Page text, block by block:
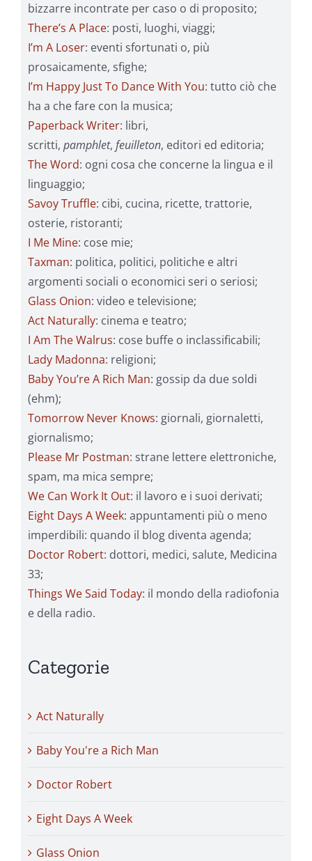
bizzarre incontrate per caso o di proposito;
There’s A Place: posti, luoghi, viaggi;
I’m A Loser: eventi sfortunati o, più
prosaicamente, sfighe;
I’m Happy Just To Dance With You: tutto ciò che
ha a che fare con la musica;
Paperback Writer: libri,
scritti, pamphlet, feuilleton, editori ed editoria;
The Word: ogni cosa che concerne la lingua e il
linguaggio;
Savoy Truffle: cibi, cucina, ricette, trattorie,
osterie, ristoranti;
I Me Mine: cose mie;
Taxman: politica, politici, politiche e altri
argomenti sociali o economici seri o seriosi;
Glass Onion: video e televisione;
Act Naturally: cinema e teatro;
I Am The Walrus: cose buffe o inclassificabili;
Lady Madonna: religioni;
Baby You’re A Rich Man: gossip da due soldi
(ehm);
Tomorrow Never Knows: giornali, giornaletti,
giornalismo;
Please Mr Postman: strane lettere elettroniche,
spam, ma mica sempre;
We Can Work It Out: il lavoro e i suoi derivati;
Eight Days A Week: appuntamenti più o meno
imperdibili: quando il blog diventa agenda;
Doctor Robert: dottori, medici, salute, Medicina
33;
Things We Said Today: il mondo della radiofonia
e della radio.
Categorie
Act Naturally
Baby You're a Rich Man
Doctor Robert
Eight Days A Week
Glass Onion